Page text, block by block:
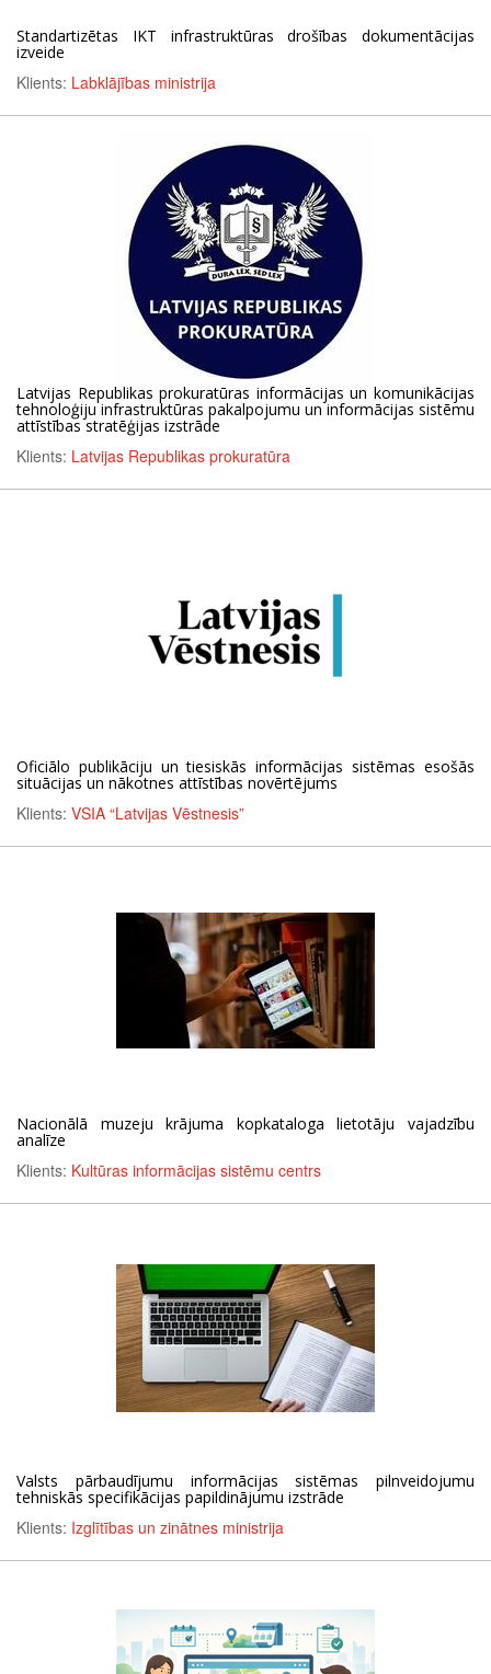
Standartizētas IKT infrastruktūras drošības dokumentācijas
izveide
Klients: Labklājības ministrija
Latvijas Republikas prokuratūras informācijas un komunikācijas
tehnoloģiju infrastruktūras pakalpojumu un informācijas sistēmu
attīstības stratēģijas izstrāde
Klients: Latvijas Republikas prokuratūra
Oficiālo publikāciju un tiesiskās informācijas sistēmas esošās
situācijas un nākotnes attīstības novērtējums
Klients: VSIA “Latvijas Vēstnesis”
Nacionālā muzeju krājuma kopkataloga lietotāju vajadzību
analīze
Klients: Kultūras informācijas sistēmu centrs
Valsts pārbaudījumu informācijas sistēmas pilnveidojumu
tehniskās specifikācijas papildinājumu izstrāde
Klients: Izglītības un zinātnes ministrija